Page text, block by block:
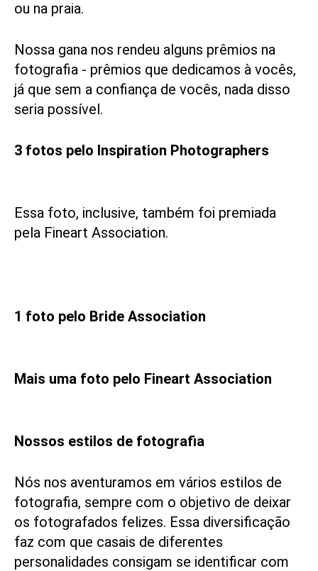
ou na praia.
Nossa gana nos rendeu alguns prêmios na
fotografia - prêmios que dedicamos à vocês,
já que sem a confiança de vocês, nada disso
seria possível.
3 fotos pelo Inspiration Photographers
Essa foto, inclusive, também foi premiada
pela Fineart Association.
1 foto pelo Bride Association
Mais uma foto pelo Fineart Association
Nossos estilos de fotografia
Nós nos aventuramos em vários estilos de
fotografia, sempre com o objetivo de deixar
os fotografados felizes. Essa diversificação
faz com que casais de diferentes
personalidades consigam se identificar com